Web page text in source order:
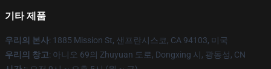
기타 제품
우리의 본사: 1885 Mission St, 샌프란시스코, CA 94103, 미국
우리의 창고: 아니오 69의 Zhuyuan 도로, Dongxing 시, 광동성, CN